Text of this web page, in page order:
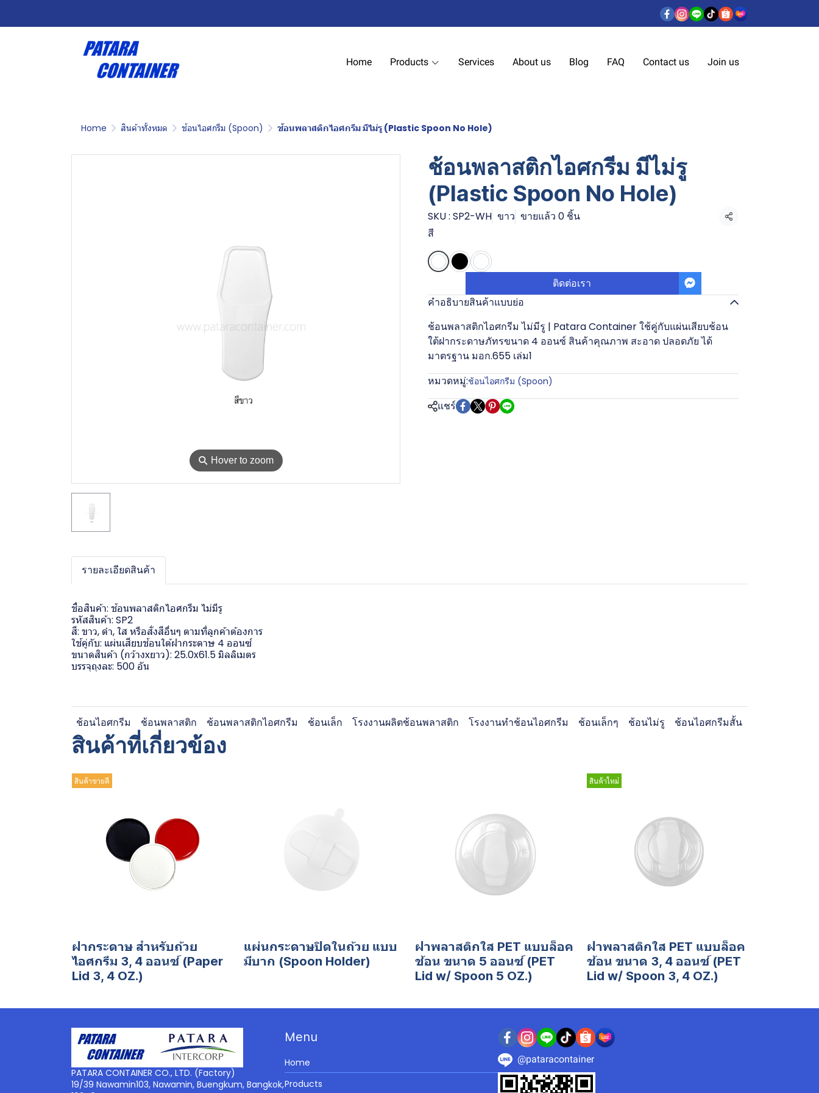
Home Products Services About us Blog FAQ Contact us Join us
Home สินค้าทั้งหมด ช้อนไอศกรีม (Spoon) ช้อนพลาสติกไอศกรีม มีไม่รู (Plastic Spoon No Hole)
⚲ Hover to zoom
ช้อนพลาสติกไอศกรีม มีไม่รู
(Plastic Spoon No Hole)
SKU : SP2-WH ขาว ขายแล้ว 0 ชิ้น
แชร์
สี
ติดต่อเรา
คำอธิบายสินค้าแบบย่อ
ช้อนพลาสติกไอศกรีม ไม่มีรู | Patara Container ใช้คู่กับแผ่นเสียบช้อน
ใต้ฝากระดาษภัทรขนาด 4 ออนซ์ สินค้าคุณภาพ สะอาด ปลอดภัย ได้
มาตรฐาน มอก.655 เล่ม1
หมวดหมู่:ช้อนไอศกรีม (Spoon)
แชร์
รายละเอียดสินค้า
ชื่อสินค้า: ช้อนพลาสติกไอศกรีม ไม่มีรู
รหัสสินค้า: SP2
สี: ขาว, ดำ, ใส หรือสั่งสีอื่นๆ ตามที่ลูกค้าต้องการ
ใช้คู่กับ: แผ่นเสียบช้อนใต้ฝากระดาษ 4 ออนซ์
ขนาดสินค้า (กว้างxยาว): 25.0x61.5 มิลลิเมตร
บรรจุถุงละ: 500 อัน
ช้อนไอศกรีม ช้อนพลาสติก ช้อนพลาสติกไอศกรีม ช้อนเล็ก โรงงานผลิตช้อนพลาสติก โรงงานทำช้อนไอศกรีม ช้อนเล็กๆ ช้อนไม่รู ช้อนไอศกรีมสั้น
สินค้าที่เกี่ยวข้อง
สินค้าขายดี
ฝากระดาษ สำหรับถ้วย
ไอศกรีม 3, 4 ออนซ์ (Paper
Lid 3, 4 OZ.)
แผ่นกระดาษปิดในถ้วย แบบ
มีบาก (Spoon Holder)
ฝาพลาสติกใส PET แบบล็อค
ช้อน ขนาด 5 ออนซ์ (PET
Lid w/ Spoon 5 OZ.)
สินค้าใหม่
ฝาพลาสติกใส PET แบบล็อค
ช้อน ขนาด 3, 4 ออนซ์ (PET
Lid w/ Spoon 3, 4 OZ.)
PATARA CONTAINER CO., LTD. (Factory)
19/39 Nawamin103, Nawamin, Buengkum, Bangkok,
Menu
Home
Products
@pataracontainer